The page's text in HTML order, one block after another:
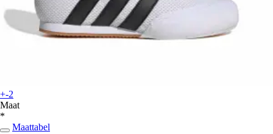
+-2
Maat
*
Maattabel